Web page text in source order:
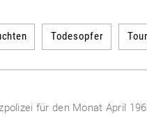
Todesopfer Tour
für den Monat April